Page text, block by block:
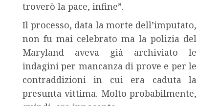
troverò la pace, infine”.
Il processo, data la morte dell’imputato,
non fu mai celebrato ma la polizia del
Maryland aveva già archiviato le
indagini per mancanza di prove e per le
contraddizioni in cui era caduta la
presunta vittima. Molto probabilmente,